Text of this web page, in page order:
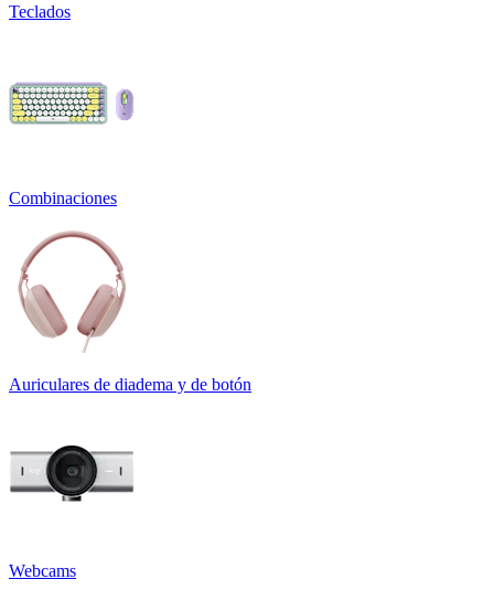
Teclados
Combinaciones
Auriculares de diadema y de botón
Webcams